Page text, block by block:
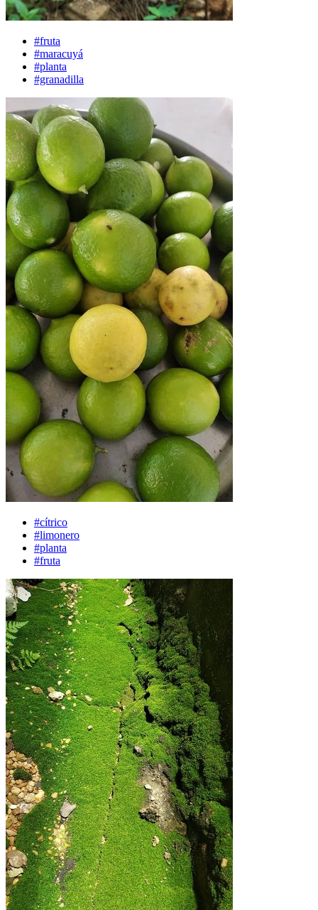
#fruta
#maracuyá
#planta
#granadilla
#cítrico
#limonero
#planta
#fruta